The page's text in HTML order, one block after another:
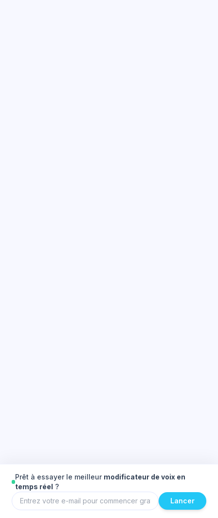
Prêt à essayer le meilleur modificateur de voix en
temps réel ?
Lancer